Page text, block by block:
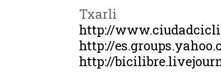
Txarli
http://
http://
http://